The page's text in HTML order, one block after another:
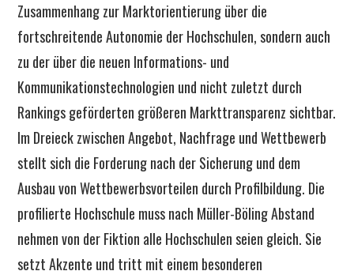
Zusammenhang zur Marktorientierung über die
fortschreitende Autonomie der Hochschulen, sondern auch
zu der über die neuen Informations- und
Kommunikationstechnologien und nicht zuletzt durch
Rankings geförderten größeren Markttransparenz sichtbar.
Im Dreieck zwischen Angebot, Nachfrage und Wettbewerb
stellt sich die Forderung nach der Sicherung und dem
Ausbau von Wettbewerbsvorteilen durch Profilbildung. Die
profilierte Hochschule muss nach Müller-Böling Abstand
nehmen von der Fiktion alle Hochschulen seien gleich. Sie
setzt Akzente und tritt mit einem besonderen